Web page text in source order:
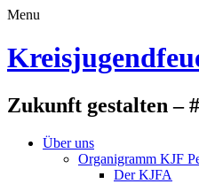
Menu
Zukunft gestalten –
Über uns
Organigramm KJF
Der KJFA